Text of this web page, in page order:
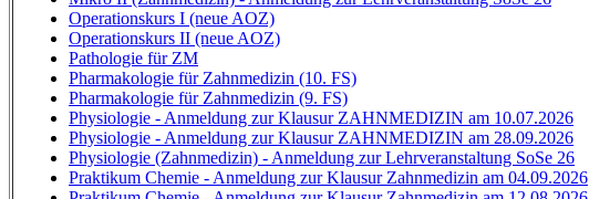
Operationskurs I (neue AOZ)
Operationskurs II (neue AOZ)
Pathologie für ZM
Pharmakologie für Zahnmedizin (10. FS)
Pharmakologie für Zahnmedizin (9. FS)
Physiologie - Anmeldung zur Klausur ZAHNMEDIZIN am 10.07.2026
Physiologie - Anmeldung zur Klausur ZAHNMEDIZIN am 28.09.2026
Physiologie (Zahnmedizin) - Anmeldung zur Lehrveranstaltung SoSe 26
Praktikum Chemie - Anmeldung zur Klausur Zahnmedizin am 04.09.2026